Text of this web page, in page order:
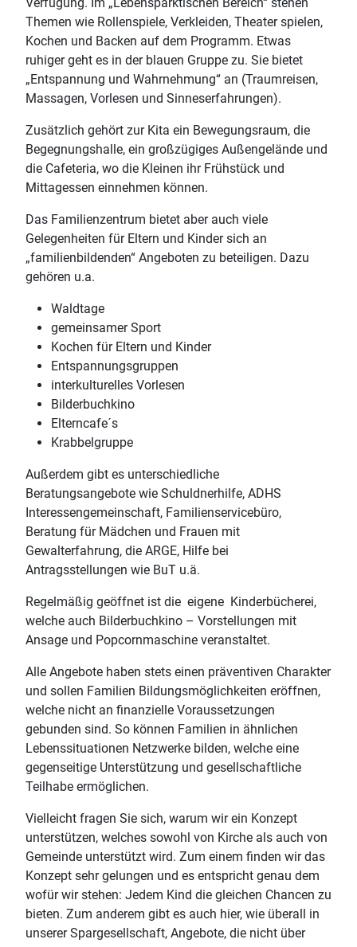
Themen wie Rollenspiele, Verkleiden, Theater spielen,
Kochen und Backen auf dem Programm. Etwas
ruhiger geht es in der blauen Gruppe zu. Sie bietet
„Entspannung und Wahrnehmung“ an (Traumreisen,
Massagen, Vorlesen und Sinneserfahrungen).
Zusätzlich gehört zur Kita ein Bewegungsraum, die
Begegnungshalle, ein großzügiges Außengelände und
die Cafeteria, wo die Kleinen ihr Frühstück und
Mittagessen einnehmen können.
Das Familienzentrum bietet aber auch viele
Gelegenheiten für Eltern und Kinder sich an
„familienbildenden“ Angeboten zu beteiligen. Dazu
gehören u.a.
Waldtage
gemeinsamer Sport
Kochen für Eltern und Kinder
Entspannungsgruppen
interkulturelles Vorlesen
Bilderbuchkino
Elterncafe´s
Krabbelgruppe
Außerdem gibt es unterschiedliche
Beratungsangebote wie Schuldnerhilfe, ADHS
Interessengemeinschaft, Familienservicebüro,
Beratung für Mädchen und Frauen mit
Gewalterfahrung, die ARGE, Hilfe bei
Antragsstellungen wie BuT u.ä.
Regelmäßig geöffnet ist die eigene Kinderbücherei,
welche auch Bilderbuchkino – Vorstellungen mit
Ansage und Popcornmaschine veranstaltet.
Alle Angebote haben stets einen präventiven Charakter
und sollen Familien Bildungsmöglichkeiten eröffnen,
welche nicht an finanzielle Voraussetzungen
gebunden sind. So können Familien in ähnlichen
Lebenssituationen Netzwerke bilden, welche eine
gegenseitige Unterstützung und gesellschaftliche
Teilhabe ermöglichen.
Vielleicht fragen Sie sich, warum wir ein Konzept
unterstützen, welches sowohl von Kirche als auch von
Gemeinde unterstützt wird. Zum einem finden wir das
Konzept sehr gelungen und es entspricht genau dem
wofür wir stehen: Jedem Kind die gleichen Chancen zu
bieten. Zum anderem gibt es auch hier, wie überall in
unserer Spargesellschaft, Angebote, die nicht über